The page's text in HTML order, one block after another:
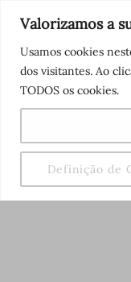
Valorizamos a
Usamos cookies
dos visitantes. Ao
TODOS os cookies.
Definição de
content